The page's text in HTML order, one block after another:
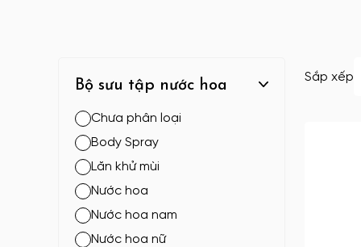
Bộ sưu tập nước hoa
Chưa phân loại
Body Spray
Lăn khử mùi
Nước hoa
Nước hoa nam
Nước hoa nữ
Sắp xếp